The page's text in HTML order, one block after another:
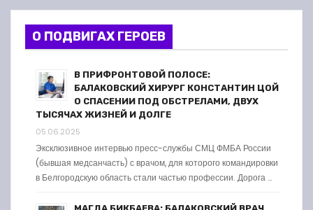
О ПОДВИГАХ ГЕРОЕВ
В ПРИФРОНТОВОЙ ПОЛОСЕ:
БАЛАКОВСКИЙ ХИРУРГ КОНСТАНТИН ЦОЙ
О СПАСЕНИИ ПОД ОБСТРЕЛАМИ, ДВУХ
ТЫСЯЧАХ ЖИЗНЕЙ И ДОЛГЕ
05.06.2025
Эксклюзивное интервью пресс-службы СМЦ ФМБА России
(бывшая медсанчасть) с врачом, для которого командировки
в Белгородскую область стали частью профессии. Дорога …